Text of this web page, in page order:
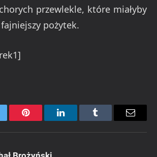
przewlekle, które miałyby
pożytek.
Pinterest LinkedInTumblr Email